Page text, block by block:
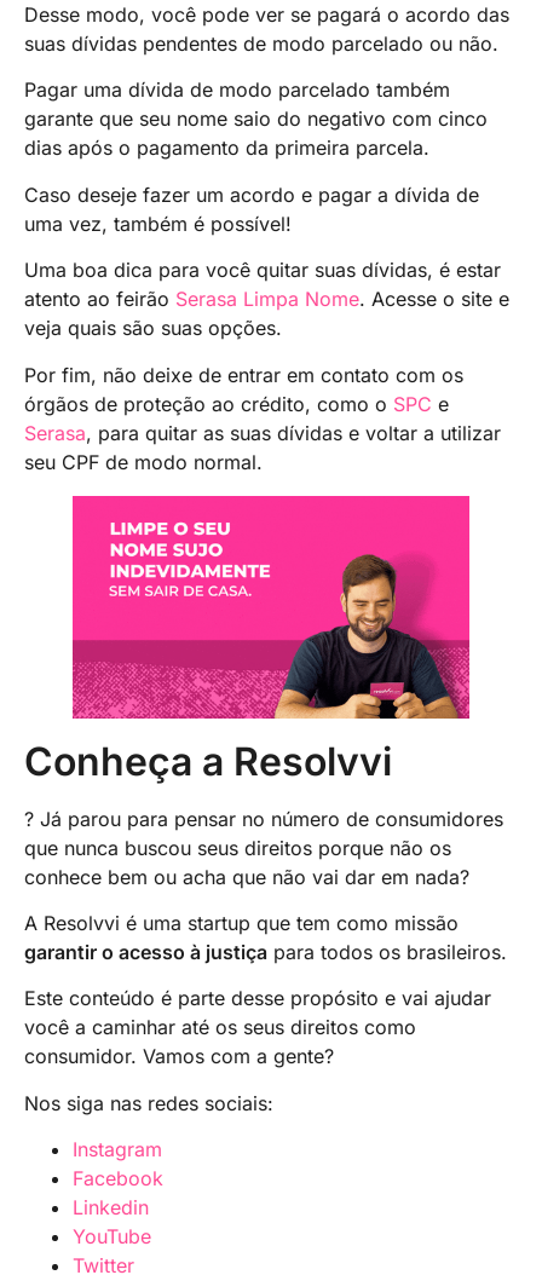
Desse modo, você pode ver se pagará o acordo das
suas dívidas pendentes de modo parcelado ou não.
Pagar uma dívida de modo parcelado também
garante que seu nome saio do negativo com cinco
dias após o pagamento da primeira parcela.
Caso deseje fazer um acordo e pagar a dívida de
uma vez, também é possível!
Uma boa dica para você quitar suas dívidas, é estar
atento ao feirão Serasa Limpa Nome. Acesse o site e
veja quais são suas opções.
Por fim, não deixe de entrar em contato com os
órgãos de proteção ao crédito, como o SPC e
Serasa, para quitar as suas dívidas e voltar a utilizar
seu CPF de modo normal.
Conheça a Resolvvi
? Já parou para pensar no número de consumidores
que nunca buscou seus direitos porque não os
conhece bem ou acha que não vai dar em nada?
A Resolvvi é uma startup que tem como missão
garantir o acesso à justiça para todos os brasileiros.
Este conteúdo é parte desse propósito e vai ajudar
você a caminhar até os seus direitos como
consumidor. Vamos com a gente?
Nos siga nas redes sociais:
Instagram
Facebook
Linkedin
YouTube
Twitter